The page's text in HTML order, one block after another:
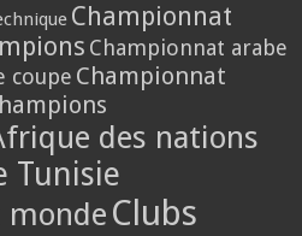
Championnat
Championnat arabe
coupe Championnat
des nations
Tunisie
monde Clubs